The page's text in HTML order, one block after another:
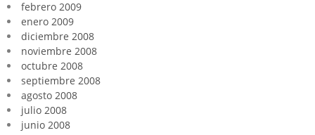
febrero 2009
enero 2009
diciembre 2008
noviembre 2008
octubre 2008
septiembre 2008
agosto 2008
julio 2008
junio 2008